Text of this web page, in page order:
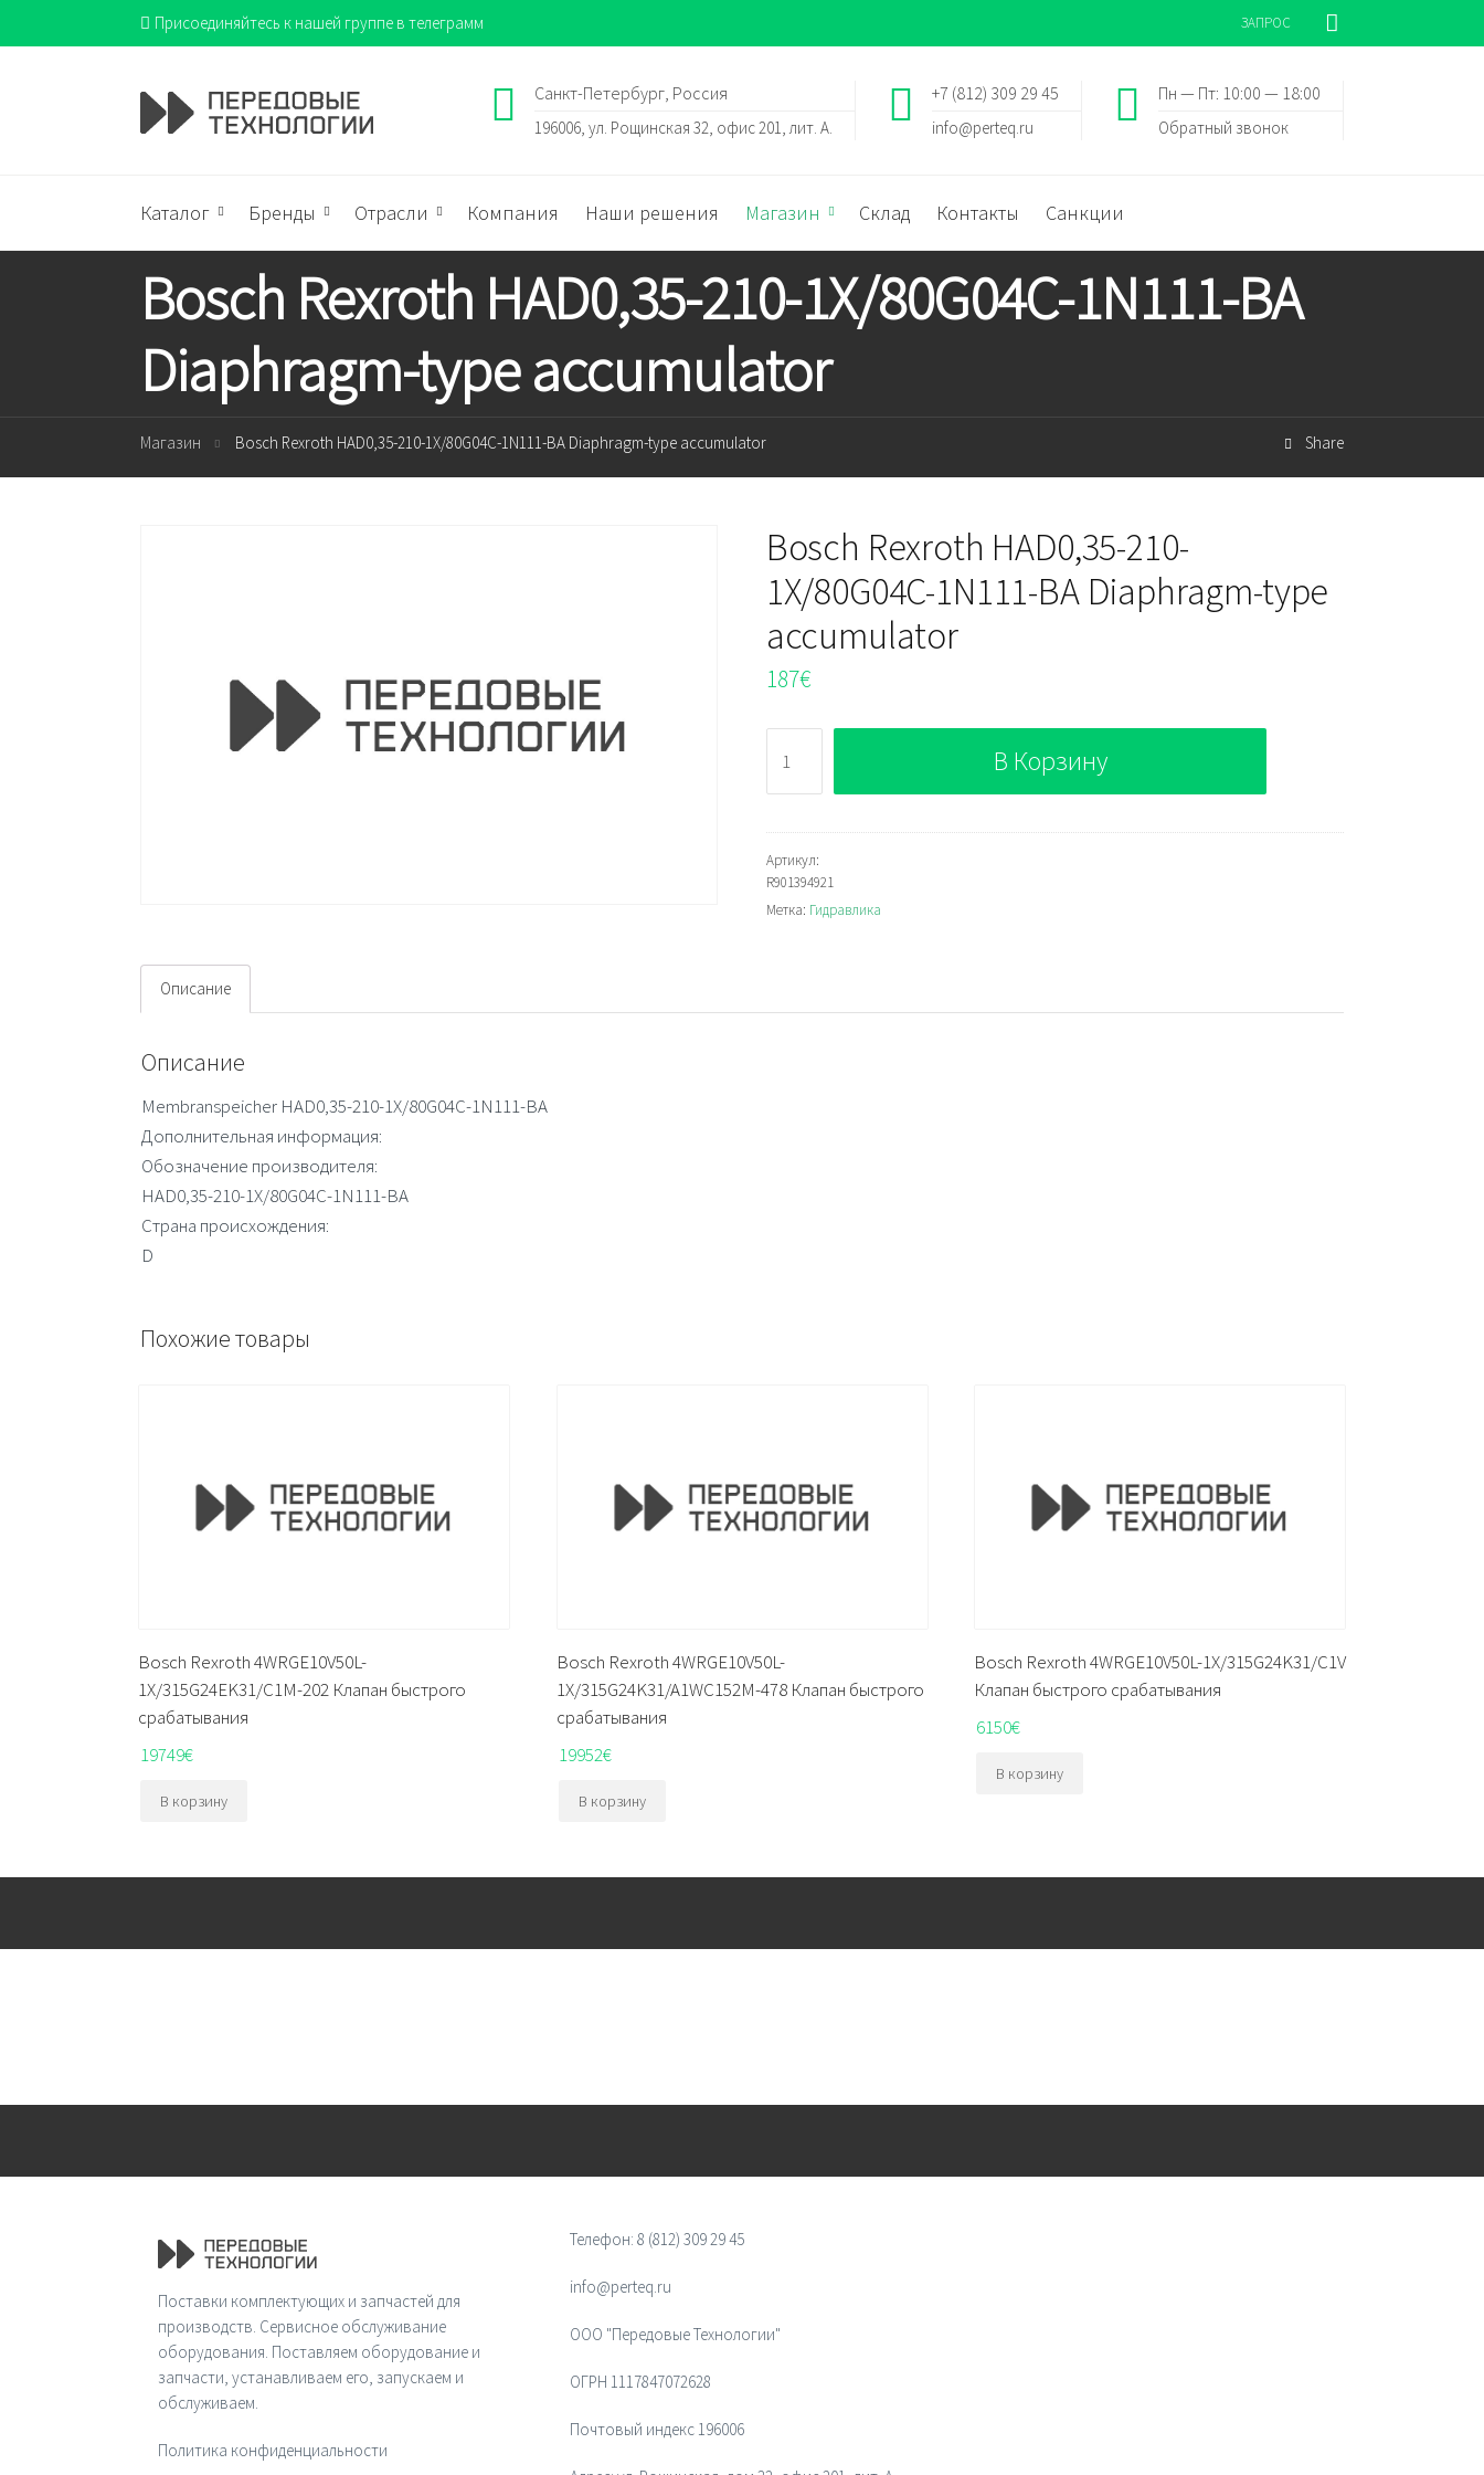
Присоединяйтесь к нашей группе в телеграмм ЗАПРОС
Пн — Пт: 10:00 — 18:00
Обратный звонок
+7 (812) 309 29 45
info@perteq.ru
Санкт-Петербург, Россия
196006, ул. Рощинская 32, офис 201, лит. А.
Каталог Бренды Отрасли Компания Наши решения Магазин Склад Контакты Санкции
Bosch Rexroth HAD0,35-210-1X/80G04C-1N111-BA
Diaphragm-type accumulator
Магазин Bosch Rexroth HAD0,35-210-1X/80G04C-1N111-BA Diaphragm-type accumulator Share
Bosch Rexroth HAD0,35-210-
1X/80G04C-1N111-BA Diaphragm-type
accumulator
187€
Bosch
Rexroth
HAD0,35-
210-
1X/80G04C-
1N111-
type
В Корзину
Артикул:
R901394921
Метка: Гидравлика
Описание
Описание
Membranspeicher HAD0,35-210-1X/80G04C-1N111-BA
Дополнительная информация:
Обозначение производителя:
HAD0,35-210-1X/80G04C-1N111-BA
Страна происхождения:
D
Похожие товары
Bosch Rexroth 4WRGE10V50L-
1X/315G24EK31/C1M-202 Клапан быстрого
срабатывания
19749€
В корзину
Bosch Rexroth 4WRGE10V50L-
1X/315G24K31/A1WC152M-478 Клапан быстрого
срабатывания
19952€
В корзину
Bosch Rexroth 4WRGE10V50L-1X/315G24K31/C1V
Клапан быстрого срабатывания
6150€
В корзину
Поставки комплектующих и запчастей для
производств. Сервисное обслуживание
оборудования. Поставляем оборудование и
запчасти, устанавливаем его, запускаем и
обслуживаем.
Политика конфиденциальности
Телефон: 8 (812) 309 29 45
info@perteq.ru
ООО "Передовые Технологии"
ОГРН 1117847072628
Почтовый индекс 196006